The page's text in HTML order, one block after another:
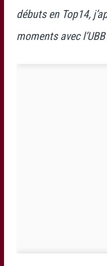
débuts en Top14,
moments avec l’UBB